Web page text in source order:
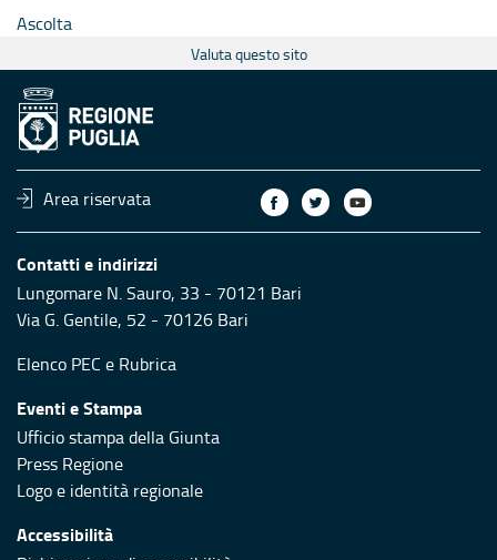
Ascolta
Valuta questo sito
Area riservata
Contatti e indirizzi
Lungomare N. Sauro, 33 - 70121 Bari
Via G. Gentile, 52 - 70126 Bari
Elenco PEC e Rubrica
Eventi e Stampa
Ufficio stampa della Giunta
Press Regione
Logo e identità regionale
Accessibilità